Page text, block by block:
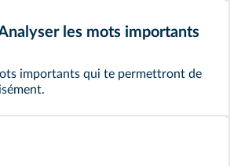
les mots importants
importants qui te permettront de